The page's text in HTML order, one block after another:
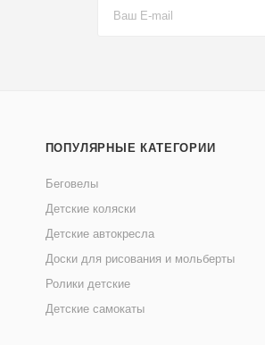
ПОПУЛЯРНЫЕ КАТЕГОРИИ
Беговелы
Детские коляски
Детские автокресла
Доски для рисования и мольберты
Ролики детские
Детские самокаты